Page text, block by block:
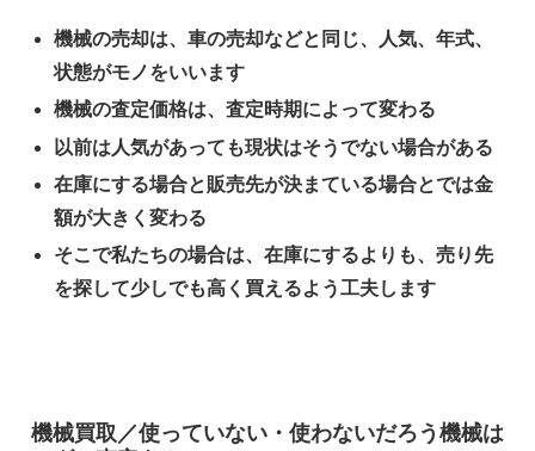
機械の売却は、車の売却などと同じ、人気、年式、
状態がモノをいいます
機械の査定価格は、査定時期によって変わる
以前は人気があっても現状はそうでない場合がある
在庫にする場合と販売先が決まている場合とでは金
額が大きく変わる
そこで私たちの場合は、在庫にするよりも、売り先
を探して少しでも高く買えるよう工夫します
機械買取／使っていない・使わないだろう機械は